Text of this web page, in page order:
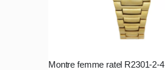
Montre femme ratel R2301-2-4